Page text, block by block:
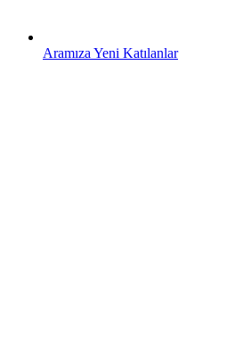
Aramıza Yeni Katılanlar